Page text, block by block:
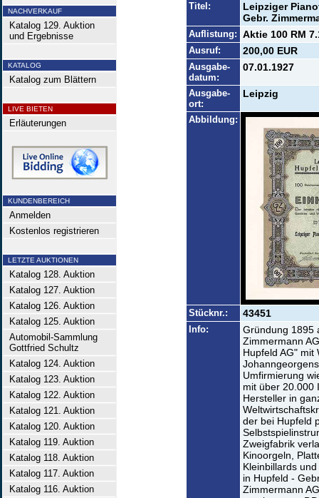
NACHVERKAUF
Katalog 129. Auktion
und Ergebnisse
KATALOG
Katalog zum Blättern
LIVE BIETEN
Erläuterungen
KUNDENBEREICH
Anmelden
Kostenlos registrieren
LETZTE AUKTIONEN
Katalog 128. Auktion
Katalog 127. Auktion
Katalog 126. Auktion
Katalog 125. Auktion
Automobil-Sammlung
Gottfried Schultz
Katalog 124. Auktion
Katalog 123. Auktion
Katalog 122. Auktion
Katalog 121. Auktion
Katalog 120. Auktion
Katalog 119. Auktion
Katalog 118. Auktion
Katalog 117. Auktion
Katalog 116. Auktion
Titel:
Leipziger
Gebr.
Auflistung: Aktie 100 RM
Ausruf: 200,00 EUR
Ausgabe-
datum:
07.01.1927
Ausgabe-
ort:
Leipzig
Abbildung:
Stücknr.: 43451
Info:
Gründung 1895
Zimmermann
Hupfeld AG" mit
Umfirmierung
mit über 20.000
Hersteller in
der bei Hupfeld
Zweigfabrik
Kinoorgeln,
Kleinbillards
in Hupfeld -
Zimmermann